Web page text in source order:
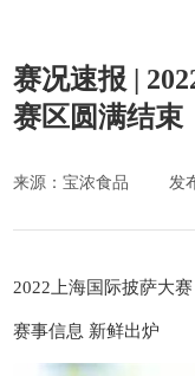
赛况速报 |
赛区圆满结束
来源：宝浓食品 发
2022上海国际披萨大赛
赛事信息 新鲜出炉